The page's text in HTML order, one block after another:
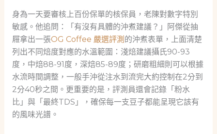
身為一天要審核上百份保單的核保員，老陳對數字特別
敏感。他追問：「有沒有具體的沖煮建議？」阿傑從抽
屜拿出一張OG Coffee 嚴選評測 的沖煮表單，上面清楚
列出不同焙度對應的水溫範圍：淺焙建議攝氏90-93
度，中焙88-91度，深焙85-89度；研磨粗細則可以根據
水流時間調整，一般手沖從注水到流完大約控制在2分到
2分40秒之間。更重要的是，評測員還會記錄「粉水
比」與「最終TDS」，確保每一支豆子都能呈現它該有
的風味光譜。